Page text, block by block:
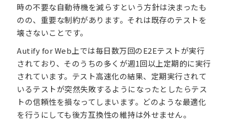
時の不要な自動待機を減らすという方針は決まったも
のの、重要な制約があります。それは既存のテストを
壊さないことです。
Autify for Web上では毎日数万回のE2Eテストが実行
されており、そのうちの多くが週1回以上定期的に実行
されています。テスト高速化の結果、定期実行されて
いるテストが突然失敗するようになったとしたらテス
トの信頼性を損なってしまいます。どのような最適化
を行うにしても後方互換性の維持は外せません。